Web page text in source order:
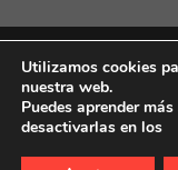
Aviso Legal
Web: Bannister Global
Utilizamos cookies
nuestra web.
Puedes aprender
desactivarlas en los